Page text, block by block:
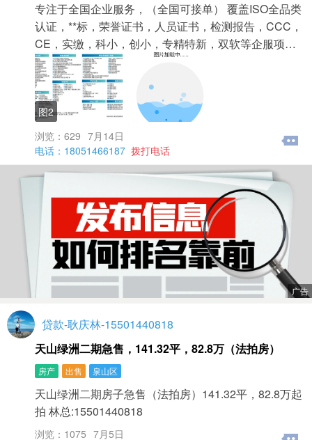
专注于全国企业服务，（全国可接单） 覆盖ISO全品类
认证，**标，荣誉证书，人员证书，检测报告，CCC，
CE，实缴，科小，创小，专精特新，双软等企服项…
图2
浏览：629 7月14日
电话：18051466187 拨打电话
贷款-耿庆林-15501440818
天山绿洲二期急售，141.32平，82.8万（法拍房）
房产 出售 泉山区
天山绿洲二期房子急售（法拍房）141.32平，82.8万起
拍 林总:15501440818
浏览：1075 7月5日